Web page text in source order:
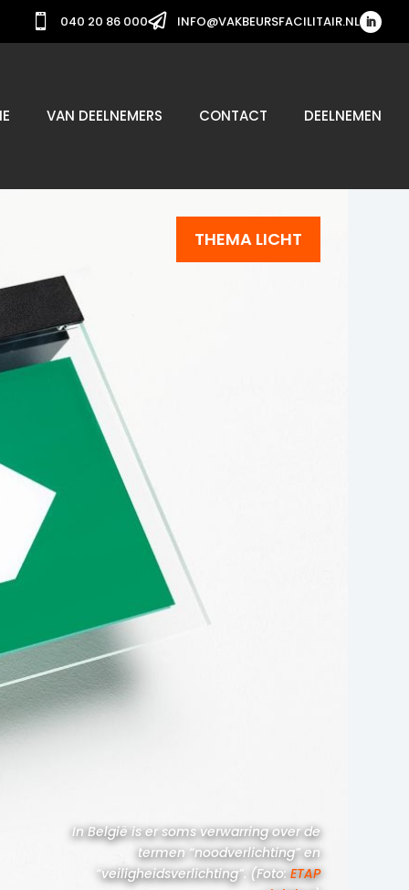
 040 20 86 000 INFO@VAKBEURSFACILITAIR.NL
VAN DEELNEMERS CONTACT DEELNEMEN
THEMA LICHT
In België is er soms verwarring over de
termen “noodverlichting” en
“veiligheidsverlichting”. (Foto: ETAP